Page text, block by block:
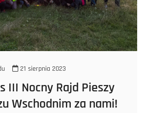
21 sierpnia 2023
III Nocny Rajd Pieszy
Wschodnim za nami!